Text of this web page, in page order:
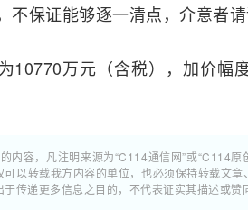
不保证能够逐一清点，介意者请
10770万元（含税），加价幅
内容，凡注明来源为“C114通信网”或“C114
以转载我方内容的单位，也必须保持转载文
传递更多信息之目的，不代表证实其描述或赞